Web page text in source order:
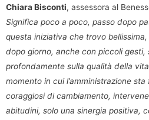
Chiara Bisconti, assessora al
Significa poco a poco, passo dopo
questa iniziativa che trovo
dopo giorno, anche con piccoli gesti,
profondamente sulla qualità della
momento in cui l’amministrazione
coraggiosi di cambiamento,
abitudini, solo una sinergia positiva,